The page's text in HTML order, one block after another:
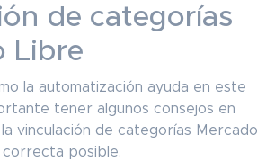
de categorías
Libre
la automatización ayuda en este
tener algunos consejos en
vinculación de categorías Mercado
correcta posible.